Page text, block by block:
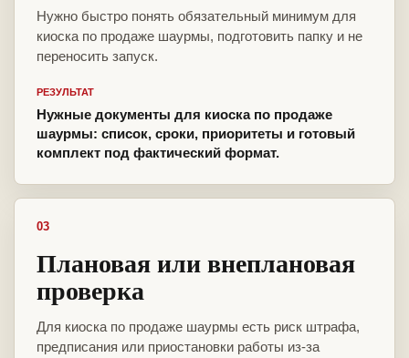
Нужно быстро понять обязательный минимум для
киоска по продаже шаурмы, подготовить папку и не
переносить запуск.
РЕЗУЛЬТАТ
Нужные документы для киоска по продаже
шаурмы: список, сроки, приоритеты и готовый
комплект под фактический формат.
03
Плановая или внеплановая
проверка
Для киоска по продаже шаурмы есть риск штрафа,
предписания или приостановки работы из-за